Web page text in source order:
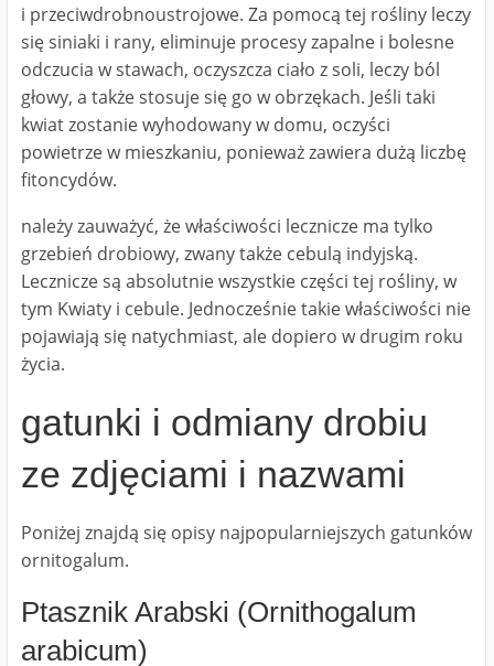
i przeciwdrobnoustrojowe. Za pomocą tej rośliny leczy
się siniaki i rany, eliminuje procesy zapalne i bolesne
odczucia w stawach, oczyszcza ciało z soli, leczy ból
głowy, a także stosuje się go w obrzękach. Jeśli taki
kwiat zostanie wyhodowany w domu, oczyści
powietrze w mieszkaniu, ponieważ zawiera dużą liczbę
fitoncydów.
należy zauważyć, że właściwości lecznicze ma tylko
grzebień drobiowy, zwany także cebulą indyjską.
Lecznicze są absolutnie wszystkie części tej rośliny, w
tym Kwiaty i cebule. Jednocześnie takie właściwości nie
pojawiają się natychmiast, ale dopiero w drugim roku
życia.
gatunki i odmiany drobiu
ze zdjęciami i nazwami
Poniżej znajdą się opisy najpopularniejszych gatunków
ornitogalum.
Ptasznik Arabski (Ornithogalum
arabicum)